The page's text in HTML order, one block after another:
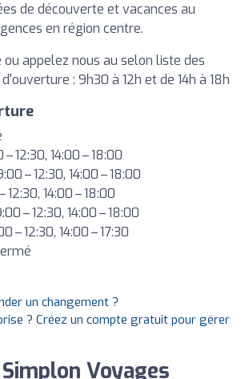
de découverte et vacances au
en région centre.
ou appelez nous au selon liste des
: 9h30 à 12h et de 14h à 18h
12:30, 14:00 – 18:00
– 12:30, 14:00 – 18:00
12:30, 14:00 – 18:00
– 12:30, 14:00 – 18:00
– 12:30, 14:00 – 17:30
un changement ?
? Créez un compte gratuit pour gérer
Voyages